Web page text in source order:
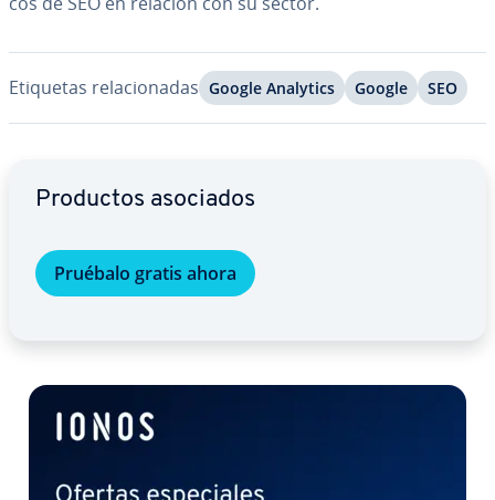
Etiquetas re­la­cio­na­das Google Analytics Google SEO
Productos asociados
Pruébalo gratis ahora